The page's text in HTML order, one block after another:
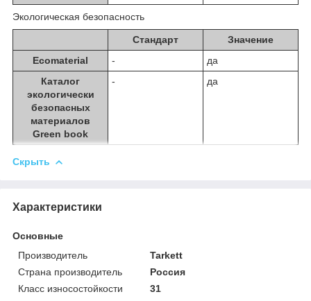
Экологическая безопасность
Стандарт
Значение
Ecomaterial
-
да
Каталог
экологически
безопасных
материалов
Green book
- да
Скрыть
Характеристики
Основные
Производитель
Tarkett
Страна производитель
Россия
Класс износостойкости
31